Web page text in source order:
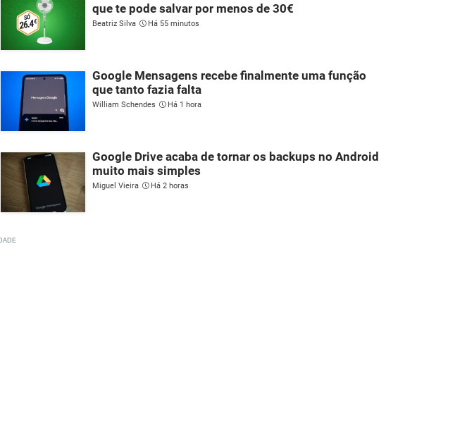
que te pode salvar por menos de 30€
Beatriz Silva Há 55 minutos
Google Mensagens recebe finalmente uma função
que tanto fazia falta
William Schendes Há 1 hora
Google Drive acaba de tornar os backups no Android
muito mais simples
Miguel Vieira Há 2 horas